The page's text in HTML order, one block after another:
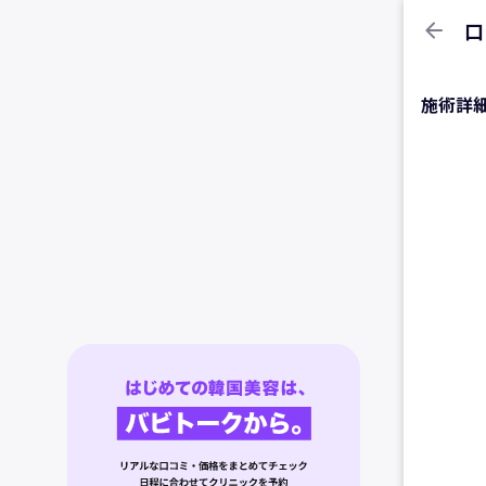
arrow_back
施術詳